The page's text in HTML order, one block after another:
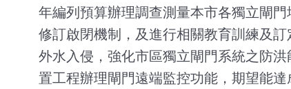
年編列預算辦理調查測量本市各獨立閘
修訂啟閉機制，及進行相關教育訓練及
外水入侵，強化市區獨立閘門系統之防
置工程辦理閘門遠端監控功能，期望能